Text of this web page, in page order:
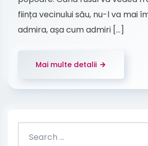
ființa vecinului său, nu-l va mai
admira, așa cum admiri […]
Mai multe detalii